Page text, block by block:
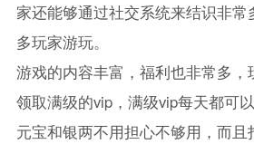
家还能够通过社交系统来结识非
多玩家游玩。
游戏的内容丰富，福利也非常多，
领取满级的vip，满级vip每天都可
元宝和银两不用担心不够用，而